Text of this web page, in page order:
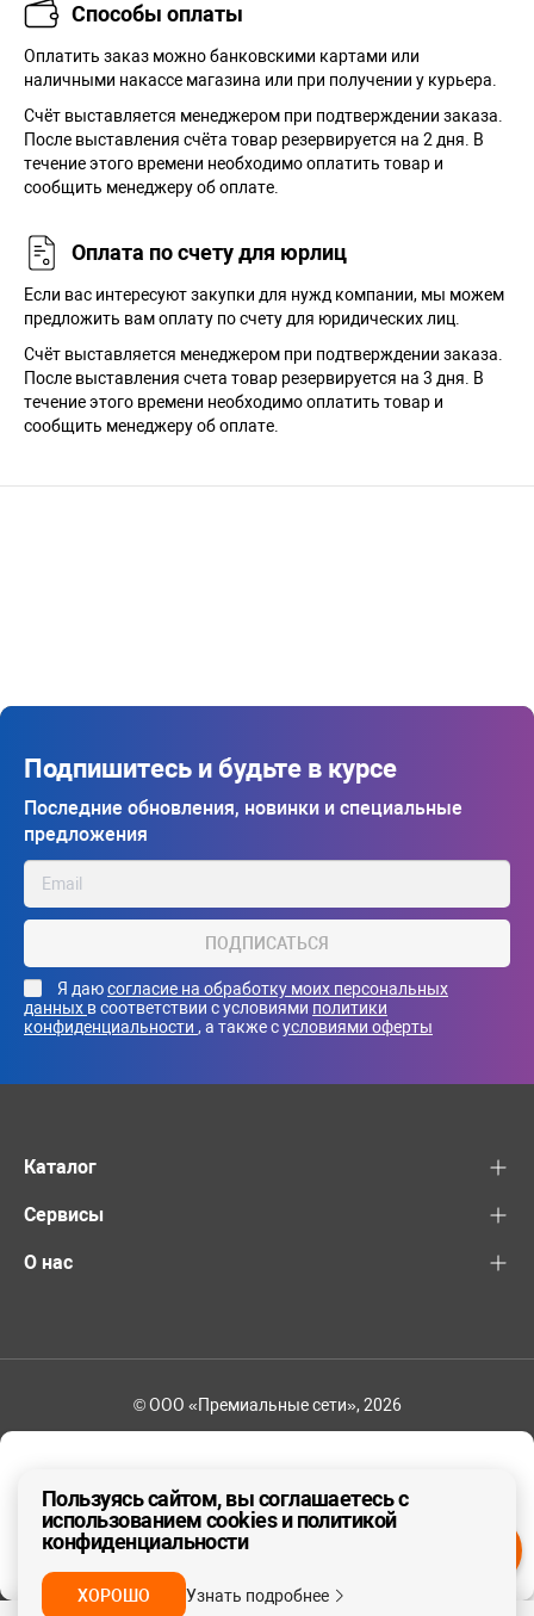
ДА, ВЕРНО
Способы оплаты
Оплатить заказ можно банковскими картами или
наличными накассе магазина или при получении у курьера.
Cчёт выставляется менеджером при подтверждении заказа.
После выставления счёта товар резервируется на 2 дня. В
течение этого времени необходимо оплатить товар и
сообщить менеджеру об оплате.
Оплата по счету для юрлиц
Если вас интересуют закупки для нужд компании, мы можем
предложить вам оплату по счету для юридических лиц.
Счёт выставляется менеджером при подтверждении заказа.
После выставления счета товар резервируется на 3 дня. В
течение этого времени необходимо оплатить товар и
сообщить менеджеру об оплате.
Подпишитесь и будьте в курсе
Последние обновления, новинки и специальные
предложения
ПОДПИСАТЬСЯ
Я даюсогласие на обработку моих персональных
данных в соответствии с условиями политики
конфиденциальности , а также сусловиями оферты
Каталог
Сервисы
О нас
© ООО «Премиальные сети», 2026
Пользуясь сайтом, вы соглашаетесь с
использованием cookies и политикой
конфиденциальности
ХОРОШО Узнать подробнее